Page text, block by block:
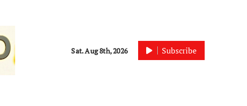
Sat. Aug 8th, 2026 Subscribe